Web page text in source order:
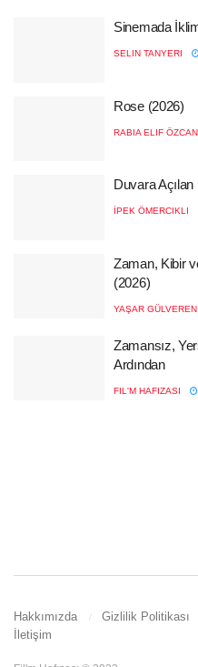
Sinemada
SELIN TANYERI
Rose (2026)
RABIA ELIF ÖZCAN
Duvara
İPEK ÖMERCIKLI
Zaman, Kibir
(2026)
YAŞAR GÜLVEREN
Zamansız,
Ardından
FIL'M HAFIZASI
Hakkımızda Gizlilik Politikası
İletişim